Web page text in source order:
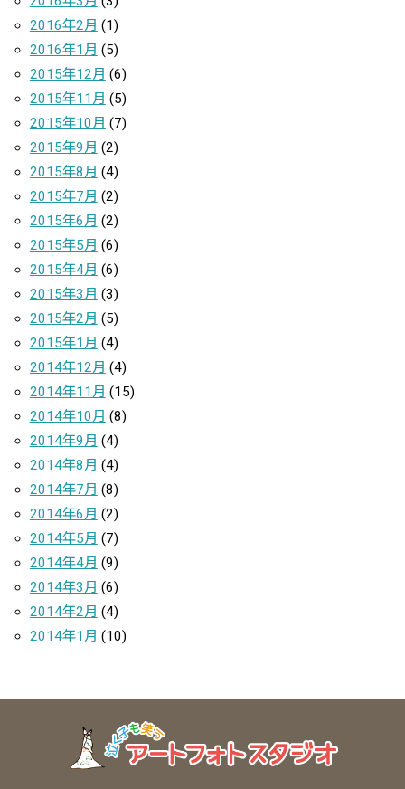
2016年2月 (1)
2016年1月 (5)
2015年12月 (6)
2015年11月 (5)
2015年10月 (7)
2015年9月 (2)
2015年8月 (4)
2015年7月 (2)
2015年6月 (2)
2015年5月 (6)
2015年4月 (6)
2015年3月 (3)
2015年2月 (5)
2015年1月 (4)
2014年12月 (4)
2014年11月 (15)
2014年10月 (8)
2014年9月 (4)
2014年8月 (4)
2014年7月 (8)
2014年6月 (2)
2014年5月 (7)
2014年4月 (9)
2014年3月 (6)
2014年2月 (4)
2014年1月 (10)